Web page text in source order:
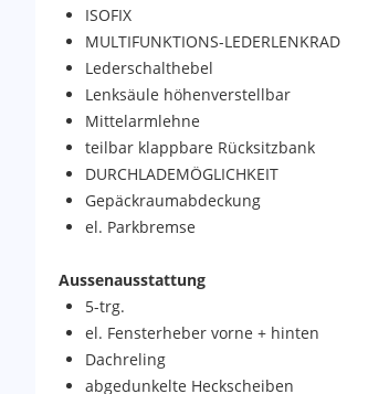
ISOFIX
MULTIFUNKTIONS-LEDERLENKRAD
Lederschalthebel
Lenksäule höhenverstellbar
Mittelarmlehne
teilbar klappbare Rücksitzbank
DURCHLADEMÖGLICHKEIT
Gepäckraumabdeckung
el. Parkbremse
Aussenausstattung
5-trg.
el. Fensterheber vorne + hinten
Dachreling
abgedunkelte Heckscheiben